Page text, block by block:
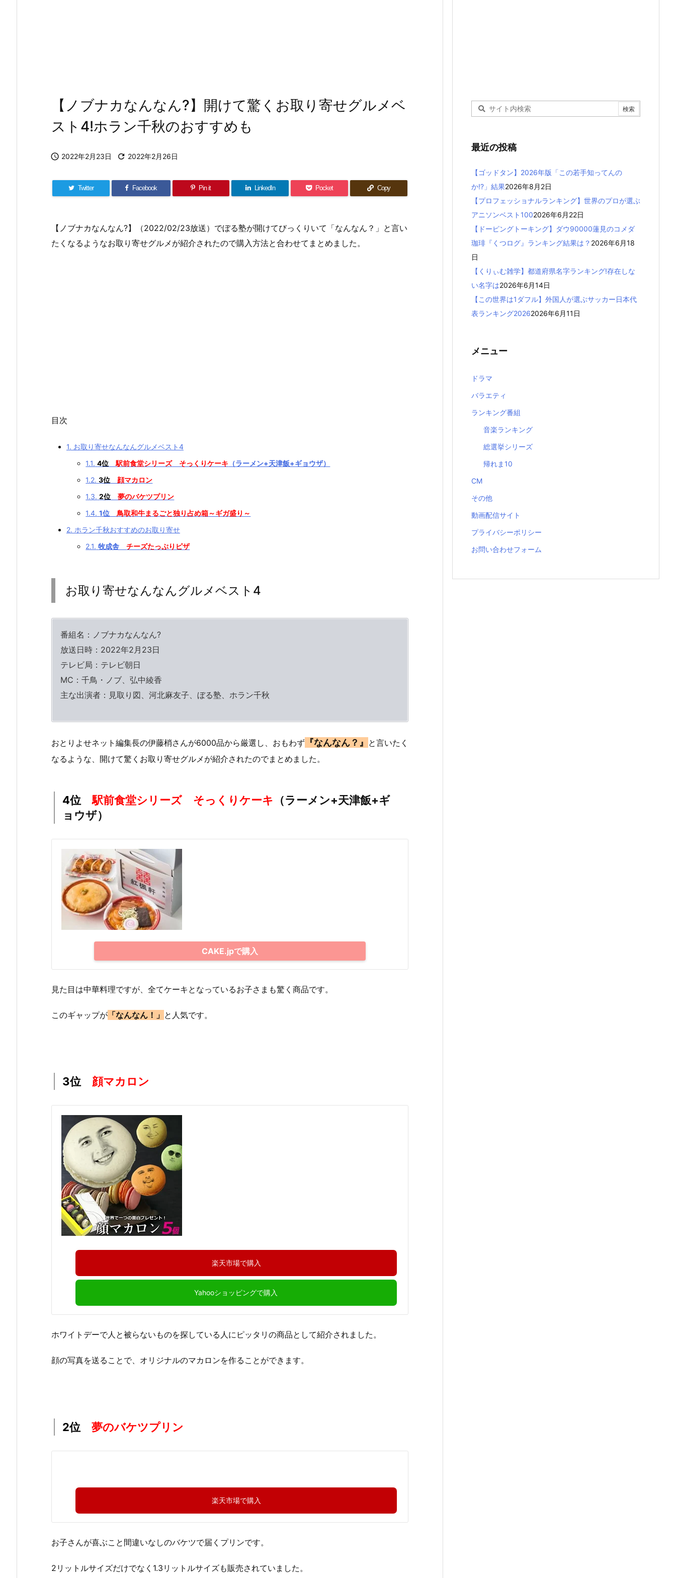
【ノブナカなんなん?】開けて驚くお取り寄せグルメベ
スト4!ホラン千秋のおすすめも
 2022年2月23日  2022年2月26日
Twitter Facebook Pin it LinkedIn Pocket Copy
【ノブナカなんなん?】（2022/02/23放送）でぼる塾が開けてびっくりいて「なんなん？」と言い
たくなるようなお取り寄せグルメが紹介されたので購入方法と合わせてまとめました。
目次
1. お取り寄せなんなんグルメベスト4
1.1. 4位 駅前食堂シリーズ そっくりケーキ （ラーメン+天津飯+ギョウザ）
1.2. 3位 顔マカロン
1.3. 2位 夢のバケツプリン
1.4. 1位鳥取和牛まるごと独り占め箱～ギガ盛り～
2. ホラン千秋おすすめのお取り寄せ
2.1. 牧成舎チーズたっぷりピザ
お取り寄せなんなんグルメベスト4
番組名：ノブナカなんなん?
放送日時：2022年2月23日
テレビ局：テレビ朝日
MC：千鳥・ノブ、弘中綾香
主な出演者：見取り図、河北麻友子、ぼる塾、ホラン千秋
おとりよせネット編集長の伊藤梢さんが6000品から厳選し、おもわず 『なんなん？』 と言いたく
なるような、開けて驚くお取り寄せグルメが紹介されたのでまとめました。
4位 駅前食堂シリーズ そっくりケーキ （ラーメン+天津飯+ギ
ョウザ）
CAKE.jpで購入
見た目は中華料理ですが、全てケーキとなっているお子さまも驚く商品です。
このギャップが 「なんなん！」 と人気です。
3位顔マカロン
楽天市場で購入
Yahooショッピングで購入
ホワイトデーで人と被らないものを探している人にピッタリの商品として紹介されました。
顔の写真を送ることで、オリジナルのマカロンを作ることができます。
2位 夢のバケツプリン
楽天市場で購入
お子さんが喜ぶこと間違いなしのバケツで届くプリンです。
2リットルサイズだけでなく1.3リットルサイズも販売されていました。
最近の投稿
【ゴッドタン】2026年版「この若手知ってんの
か!?」結果2026年8月2日
【プロフェッショナルランキング】世界のプロが選ぶ
アニソンベスト1002026年6月22日
【ドーピングトーキング】ダウ90000蓮見のコメダ
珈琲『くつログ』ランキング結果は？ 2026年6月18
日
【くりぃむ雑学】都道府県名字ランキング!存在しな
い名字は2026年6月14日
【この世界は1ダフル】外国人が選ぶサッカー日本代
表ランキング20262026年6月11日
メニュー
ドラマ
バラエティ
ランキング番組
音楽ランキング
総選挙シリーズ
帰れま10
CM
その他
動画配信サイト
プライバシーポリシー
お問い合わせフォーム